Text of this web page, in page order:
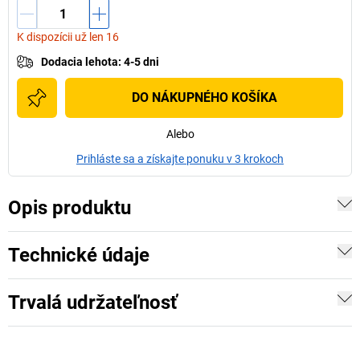
K dispozícii už len 16
Dodacia lehota: 4-5 dni
DO NÁKUPNÉHO KOŠÍKA
Alebo
Prihláste sa a získajte ponuku v 3 krokoch
Opis produktu
Technické údaje
Trvalá udržateľnosť